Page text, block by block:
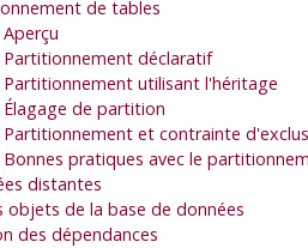
de tables
Aperçu
Partitionnement déclaratif
Partitionnement utilisant l'héritage
Élagage de partition
Partitionnement et contrainte
Bonnes pratiques avec le
distantes
objets de la base de données
des dépendances